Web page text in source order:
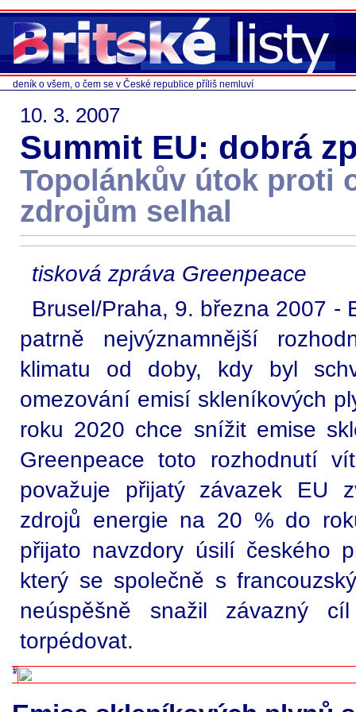
deník o všem, o čem se v České republice příliš nemluví
10. 3. 2007
Summit EU: dobrá
Topolánkův útok proti
zdrojům selhal
tisková zpráva Greenpeace
Brusel/Praha, 9. března 2007 -
patrně nejvýznamnější
klimatu od doby, kdy byl
omezování emisí skleníkových
roku 2020 chce snížit emise
Greenpeace toto rozhodnutí
považuje přijatý závazek EU
zdrojů energie na 20 % do
přijato navzdory úsilí českého
který se společně s
neúspěšně snažil závazný
torpédovat.